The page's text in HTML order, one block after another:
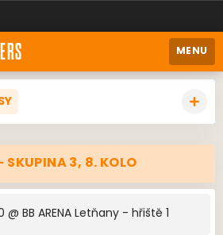
MENU
SKUPINA 3, 8. KOLO
@ BB ARENA Letňany - hřiště 1